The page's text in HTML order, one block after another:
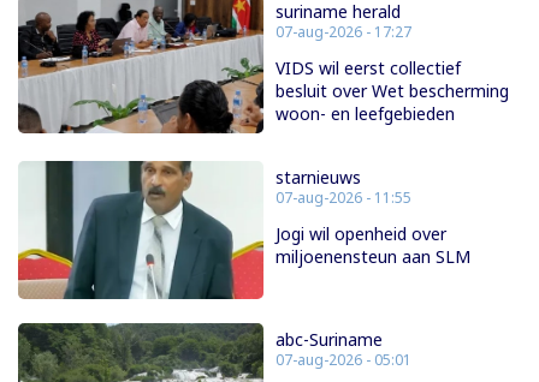
suriname herald
07-aug-2026 - 17:27
VIDS wil eerst collectief
besluit over Wet bescherming
woon- en leefgebieden
starnieuws
07-aug-2026 - 11:55
Jogi wil openheid over
miljoenensteun aan SLM
abc-Suriname
07-aug-2026 - 05:01